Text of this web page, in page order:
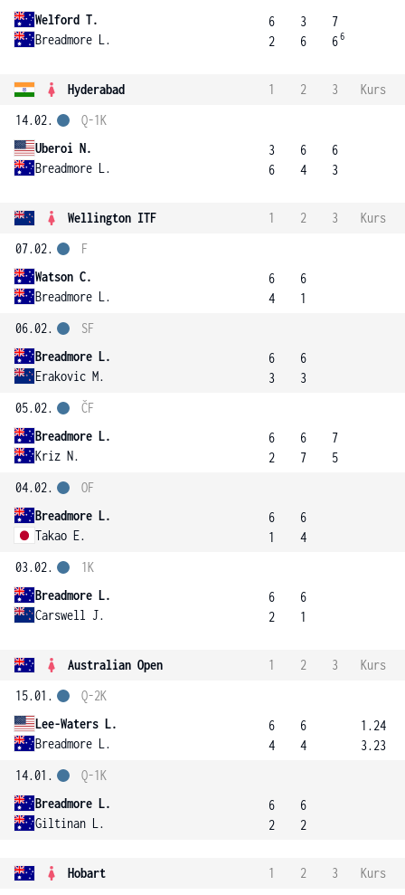
Welford T.
Breadmore L.
6
2
3
6
7
66
Hyderabad 1 2 3
Kurs
14.02.
Uberoi N.
Breadmore L.
Q-1K
3
6
6
4
6
3
Wellington ITF 1 2 3
Kurs
07.02.
Watson C.
Breadmore L.
F
6
4
6
1
06.02.
Breadmore L.
Erakovic M.
SF
6
3
6
3
05.02.
Breadmore L.
Kriz N.
ČF
6
2
6
7
7
5
04.02.
Breadmore L.
Takao E.
OF
6
1
6
4
03.02.
Breadmore L.
Carswell J.
1K
6
2
6
1
Australian Open 1 2 3
Kurs
15.01.
Lee-Waters L.
Breadmore L.
Q-2K
6
4
6
4
1.24
3.23
14.01.
Breadmore L.
Giltinan L.
Q-1K
6
2
6
2
Hobart 1 2 3
Kurs